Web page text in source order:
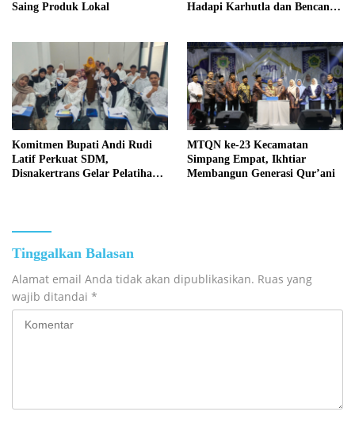
Saing Produk Lokal
Hadapi Karhutla dan Bencana
Komitmen Bupati Andi Rudi
Latif Perkuat SDM,
Disnakertrans Gelar Pelatihan
MTQN ke-23 Kecamatan
Simpang Empat, Ikhtiar
Membangun Generasi Qur’ani
Tinggalkan Balasan
Alamat email Anda tidak akan dipublikasikan. Ruas yang
wajib ditandai *